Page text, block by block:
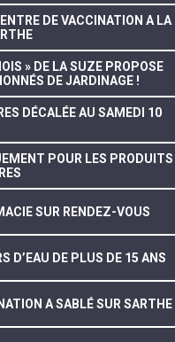
DE VACCINATION A LA
» DE LA SUZE PROPOSE
DE JARDINAGE !
DÉCALÉE AU SAMEDI 10
POUR LES PRODUITS
SUR RENDEZ-VOUS
D’EAU DE PLUS DE 15 ANS
A SABLÉ SUR SARTHE